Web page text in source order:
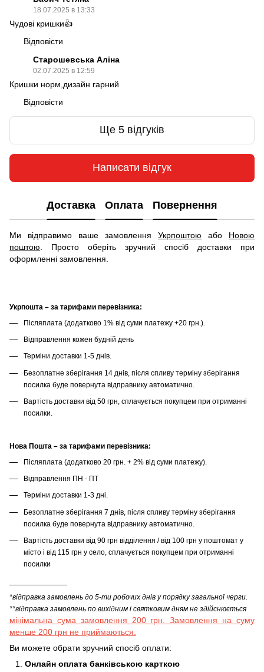
18.07.2025 в 13:33
Чудові кришки👍
Відповісти
Старошевська Аліна
02.07.2025 в 12:59
Кришки норм,дизайн гарний
Відповісти
Ще 5 відгуків
Написати відгук
Доставка Оплата Повернення
Ми відправимо ваше замовлення Укрпоштою або Новою
поштою . Просто оберіть зручний спосіб доставки при
оформленні замовлення.
Укрпошта – за тарифами перевізника:
Післяплата (додатково 1% від суми платежу +20 грн.).
Відправлення кожен будній день
Терміни доставки 1-5 днів.
Безоплатне зберігання 14 днів, після спливу терміну зберігання
посилка буде повернута відправнику автоматично.
Вартість доставки від 50 грн, сплачується покупцем при отриманні
посилки.
Нова Пошта – за тарифами перевізника:
Післяплата (додатково 20 грн. + 2% від суми платежу).
Відправлення ПН - ПТ
Терміни доставки 1-3 дні.
Безоплатне зберігання 7 днів, після спливу терміну зберігання
посилка буде повернута відправнику автоматично.
Вартість доставки від 90 грн відділення / від 100 грн у поштомат у
місто і від 115 грн у село, сплачується покупцем при отриманні
посилки
*відправка замовлень до 5-ти робочих днів у порядку загальної черги.
**відправка замовлень по вихідним і святковим дням не здійснюється
мінімальна сума замовлення 200 грн. Замовлення на суму
менше 200 грн не приймаються.
Ви можете обрати зручний спосіб оплати:
Онлайн оплата банківською карткою